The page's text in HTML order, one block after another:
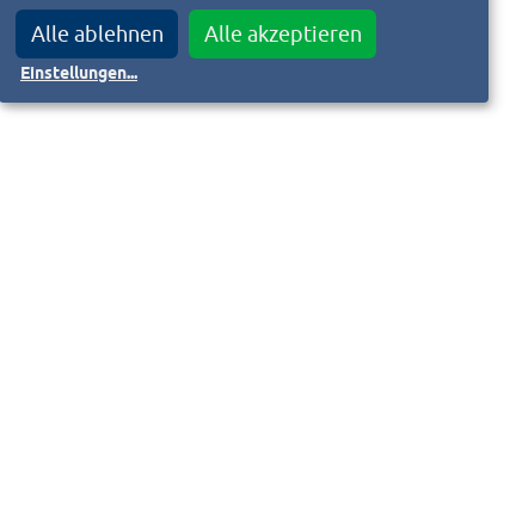
Alle ablehnen Alle akzeptieren
Einstellungen...